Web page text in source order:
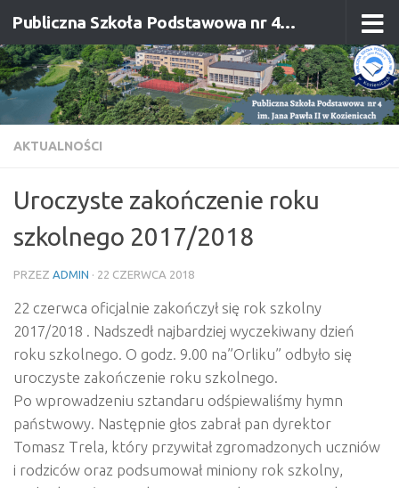
Przejdź do treści Publiczna Szkoła Podstawowa nr 4 im. Jana Pawła II w Kozienicach
AKTUALNOŚCI
Uroczyste zakończenie roku
szkolnego 2017/2018
PRZEZ ADMIN · 22 CZERWCA 2018
22 czerwca oficjalnie zakończył się rok szkolny
2017/2018 . Nadszedł najbardziej wyczekiwany dzień
roku szkolnego. O godz. 9.00 na”Orliku” odbyło się
uroczyste zakończenie roku szkolnego.
Po wprowadzeniu sztandaru odśpiewaliśmy hymn
państwowy. Następnie głos zabrał pan dyrektor
Tomasz Trela, który przywitał zgromadzonych uczniów
i rodziców oraz podsumował miniony rok szkolny,